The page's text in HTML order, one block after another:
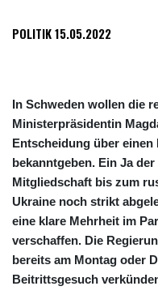
POLITIK15.05.2022
In Schweden wollen die
Ministerpräsidentin
Entscheidung über
bekanntgeben. Ein Ja
Mitgliedschaft bis zum
Ukraine noch strikt
eine klare Mehrheit im
verschaffen. Die
bereits am Montag oder
Beitrittsgesuch